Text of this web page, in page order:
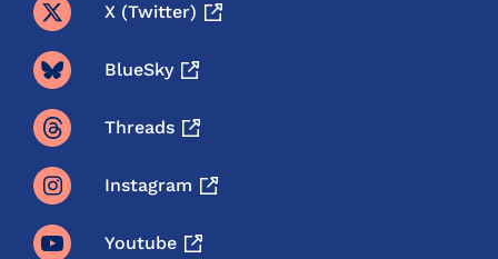
X (twitter)
BlueSky
Threads
Instagram
Youtube